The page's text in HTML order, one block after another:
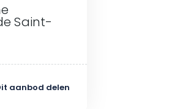
Saint-
aanbod delen